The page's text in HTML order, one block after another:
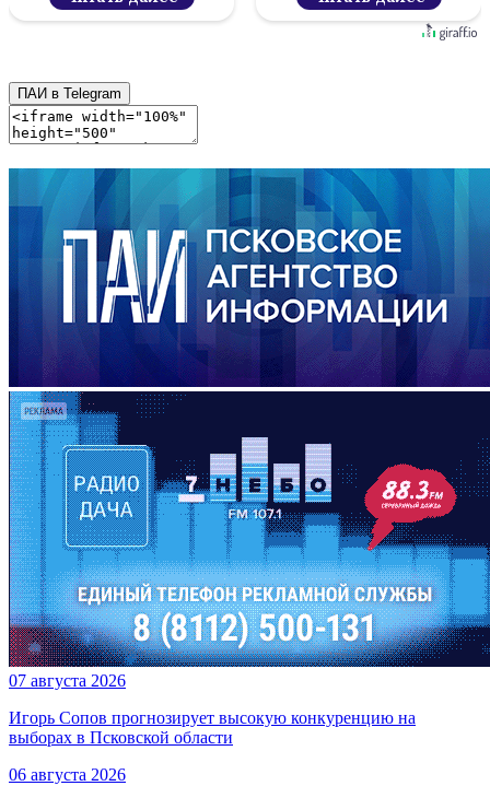
ПАИ в Telegram
07 августа 2026
Игорь Сопов прогнозирует высокую конкуренцию на
выборах в Псковской области
06 августа 2026